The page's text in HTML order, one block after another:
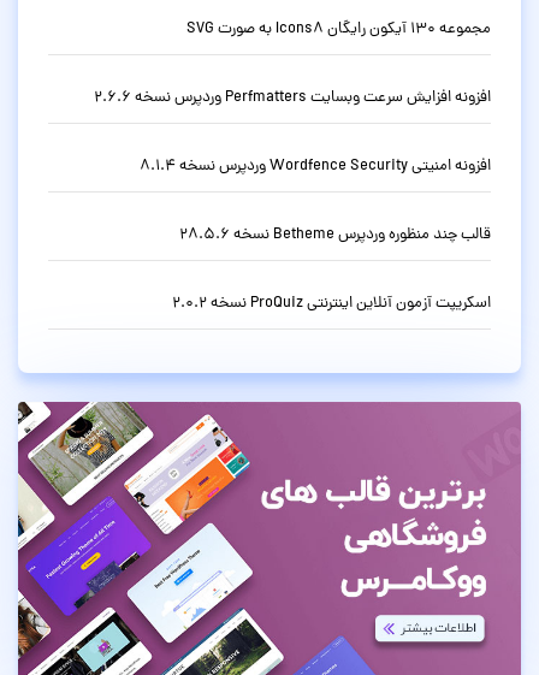
مجموعه 130 آیکون رایگان Icons8 به صورت SVG
افزونه افزایش سرعت وبسایت Perfmatters وردپرس نسخه 2.6.6
افزونه امنیتی Wordfence Security وردپرس نسخه 8.1.4
قالب چند منظوره وردپرس Betheme نسخه 28.5.6
اسکریپت آزمون آنلاین اینترنتی ProQuiz نسخه 2.0.2